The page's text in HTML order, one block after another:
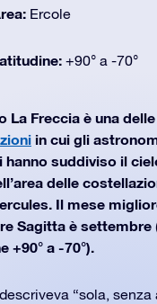
Ercole
+90° a -70°
La Freccia è una delle
in cui gli
hanno suddiviso il
delle
Il mese
Sagitta è settembre
+90° a -70°).
“sola, senza